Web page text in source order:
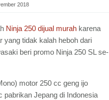
2018
Ninja 250 dijual murah karena
yang tidak kalah heboh dari
beri promo Ninja 250 SL se-
motor 250 cc geng ijo
pabrikan Jepang di Indonesia